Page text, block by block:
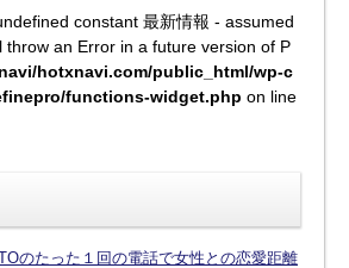
constant 最新情報 - assumed
throw an Error in a future version of P
hotxnavi.com/public_html/wp-c
functions-widget.php on line
のたった１回の電話で女性との恋愛距離